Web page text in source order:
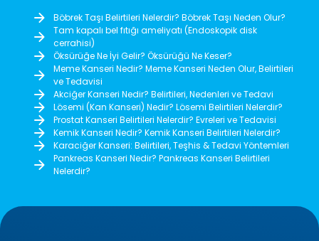
Böbrek Taşı Belirtileri Nelerdir? Böbrek Taşı Neden Olur?
Tam kapalı bel fıtığı ameliyatı (Endoskopik disk
cerrahisi)
Öksürüğe Ne İyi Gelir? Öksürüğü Ne Keser?
Meme Kanseri Nedir? Meme Kanseri Neden Olur, Belirtileri
ve Tedavisi
Akciğer Kanseri Nedir? Belirtileri, Nedenleri ve Tedavi
Lösemi (Kan Kanseri) Nedir? Lösemi Belirtileri Nelerdir?
Prostat Kanseri Belirtileri Nelerdir? Evreleri ve Tedavisi
Kemik Kanseri Nedir? Kemik Kanseri Belirtileri Nelerdir?
Karaciğer Kanseri: Belirtileri, Teşhis & Tedavi Yöntemleri
Pankreas Kanseri Nedir? Pankreas Kanseri Belirtileri
Nelerdir?